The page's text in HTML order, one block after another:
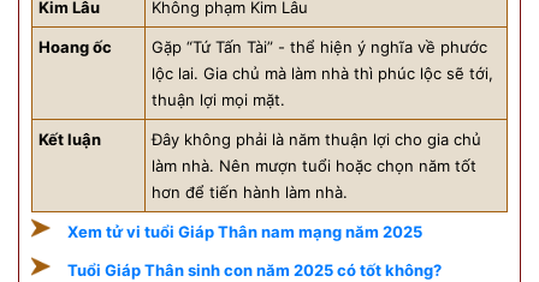
Kim Lâu Không phạm Kim Lâu
Hoang ốc
Gặp “Tứ Tấn Tài” - thể hiện ý nghĩa về phước
lộc lai. Gia chủ mà làm nhà thì phúc lộc sẽ tới,
thuận lợi mọi mặt.
Kết luận
Đây không phải là năm thuận lợi cho gia chủ
làm nhà. Nên mượn tuổi hoặc chọn năm tốt
hơn để tiến hành làm nhà.
Xem tử vi tuổi Giáp Thân nam mạng năm 2025
Tuổi Giáp Thân sinh con năm 2025 có tốt không?